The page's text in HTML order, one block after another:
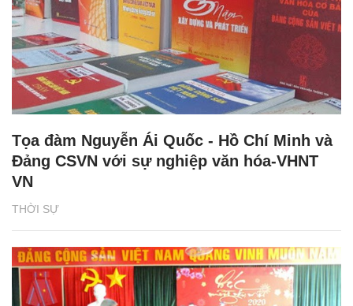
THỜI SỰ
Tọa đàm Nguyễn Ái Quốc - Hồ Chí Minh và
Đảng CSVN với sự nghiệp văn hóa-VHNT
VN